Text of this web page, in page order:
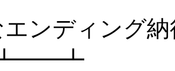
エンディング
┻━━┻